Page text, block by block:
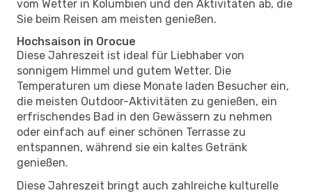
vom Wetter in Kolumbien und den Aktivitäten ab, die
Sie beim Reisen am meisten genießen.
Hochsaison in Orocue
Diese Jahreszeit ist ideal für Liebhaber von
sonnigem Himmel und gutem Wetter. Die
Temperaturen um diese Monate laden Besucher ein,
die meisten Outdoor-Aktivitäten zu genießen, ein
erfrischendes Bad in den Gewässern zu nehmen
oder einfach auf einer schönen Terrasse zu
entspannen, während sie ein kaltes Getränk
genießen.
Diese Jahreszeit bringt auch zahlreiche kulturelle